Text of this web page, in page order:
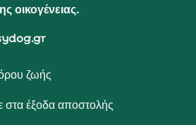
οικογένειας.
ζωής
στα έξοδα αποστολής